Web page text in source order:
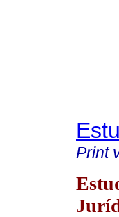
Print